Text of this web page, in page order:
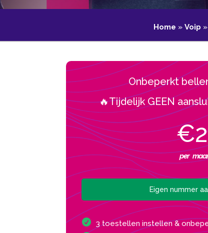
Home » Voip »
Onbeperkt
🔥Tijdelijk GEEN
per
Eigen nummer
3 toestellen instellen &